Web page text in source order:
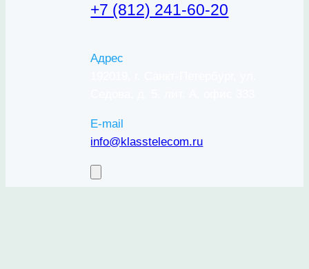
+7 (812) 241-60-20
Адрес
E-mail
info@klasstelecom.ru